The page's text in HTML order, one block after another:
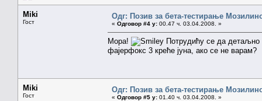
Miki
Гост
Одг: Позив за бета-тестирање
« Одговор #4 у: 00.47 ч. 03.04.2008. »
Мора!
Потрудићу се да
фајерфокс 3 креће јуна, ако се не варам?
Miki
Гост
Одг: Позив за бета-тестирање
« Одговор #5 у: 01.40 ч. 03.04.2008. »